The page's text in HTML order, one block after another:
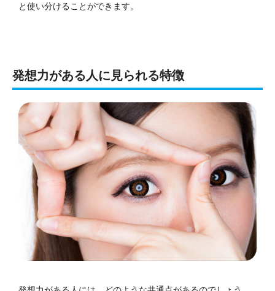
と使い分けることができます。
発想力がある人に見られる特徴